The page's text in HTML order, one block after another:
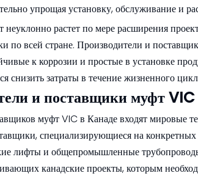
упрощая установку, обслуживание и
растет по мере расширения
по всей стране. Производители и
к коррозии и простые в установке
снизить затраты в течение жизненного
и поставщики муфт VIC
муфт VIC в Канаде входят мировые
специализирующиеся на конкретных
лифты и общепромышленные
канадские проекты, которым